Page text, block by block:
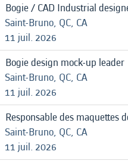
Bogie / CAD Industrial
Saint-Bruno, QC, CA
11 juil. 2026
Bogie design mock-up leader
Saint-Bruno, QC, CA
11 juil. 2026
Responsable des maquettes
Saint-Bruno, QC, CA
11 juil. 2026